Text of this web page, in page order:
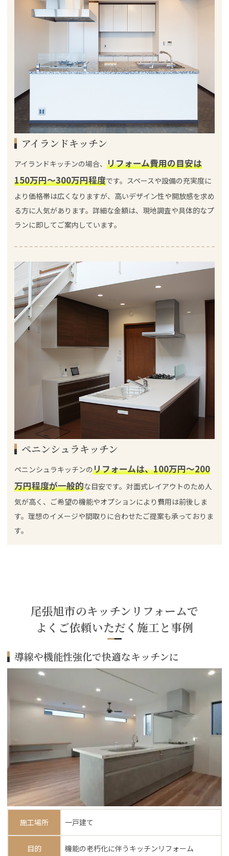
アイランドキッチン
アイランドキッチンの場合、 リフォーム費用の目安は
150万円～300万円程度です。スペースや設備の充実度に
より価格帯は広くなりますが、高いデザイン性や開放感を求め
る方に人気があります。詳細な金額は、現地調査や具体的なプ
ランに即してご案内しています。
ペニンシュラキッチン
ペニンシュラキッチンのリフォームは、100万円～200
万円程度が一般的な目安です。対面式レイアウトのため人
気が高く、ご希望の機能やオプションにより費用は前後しま
す。理想のイメージや間取りに合わせたご提案も承っておりま
す。
尾張旭市のキッチンリフォームで
よくご依頼いただく施工と事例
導線や機能性強化で快適なキッチンに
施工場所 一戸建て
目的 機能の老朽化に伴うキッチンリフォーム